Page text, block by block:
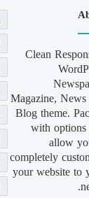
Clean
Magazine,
Blog theme.
with
allow
completely
your website to